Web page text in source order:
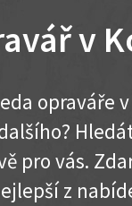
v
opraváře
pro vás.
z